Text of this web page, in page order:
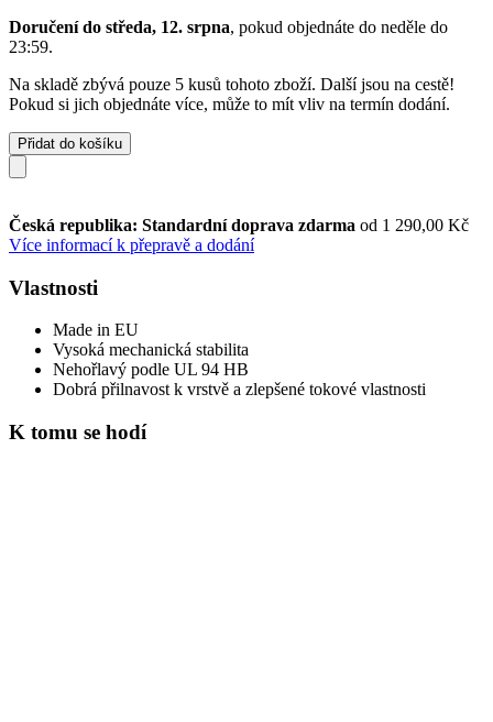
Doručení do středa, 12. srpna, pokud objednáte do neděle do
23:59.
Na skladě zbývá pouze 5 kusů tohoto zboží. Další jsou na cestě!
Pokud si jich objednáte více, může to mít vliv na termín dodání.
Přidat do košíku
Česká republika: Standardní doprava zdarma od 1 290,00 Kč
Více informací k přepravě a dodání
Vlastnosti
Made in EU
Vysoká mechanická stabilita
Nehořlavý podle UL 94 HB
Dobrá přilnavost k vrstvě a zlepšené tokové vlastnosti
K tomu se hodí